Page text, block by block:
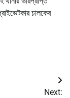
চালকের
Next: